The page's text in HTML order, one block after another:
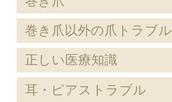
巻き爪以外の爪トラブル
正しい医療知識
耳・ピアストラブル